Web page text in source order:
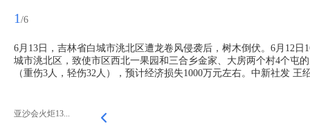
1 /6
6月13日，吉林省白城市洮北区遭龙卷风侵袭后，树木倒伏。6月12
城市洮北区，致使市区西北一果园和三合乡金家、大房两个村4个屯
（重伤3人，轻伤32人），预计经济损失1000万元左右。中新社发 王
亚沙会火炬13...